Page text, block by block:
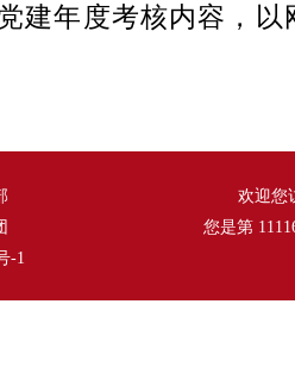
建年度考核内容，
-1
欢迎您
您是第